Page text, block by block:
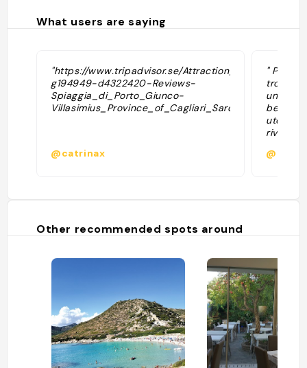
What users are saying
"https://www.tripadvisor.se/Attraction_Review-
g194949-d4322420-Reviews-
Spiaggia_di_Porto_Giunco-
Villasimius_Province_of_Cagliari_Sardinia.html"
@catrinax
" Porto
una
belle in
utenti
riviste
hanno
difesa
angolo
Other recommended spots around